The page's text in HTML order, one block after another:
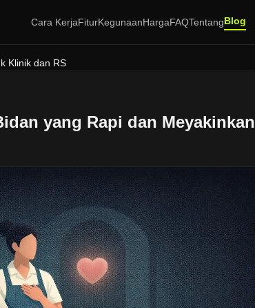
Cara KerjaFiturKegunaanHargaFAQTentangBlog
Klinik dan RS
yang Rapi dan Meyakinkan